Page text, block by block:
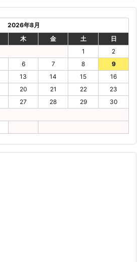
2026年8月
木 金 土 日
1
2
6 7 8
9
13 14 15
16
20 21 22
23
27 28 29
30